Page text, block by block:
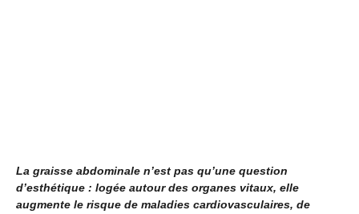
La graisse abdominale n’est pas qu’une question
d’esthétique : logée autour des organes vitaux, elle
augmente le risque de maladies cardiovasculaires, de